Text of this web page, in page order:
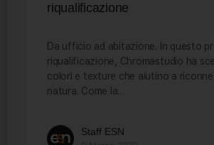
riqualificazione
Da ufficio ad abitazione. In questo
riqualificazione, Chromastudio ha
colori e texture che aiutino a
natura. Come la…
Staff ESN